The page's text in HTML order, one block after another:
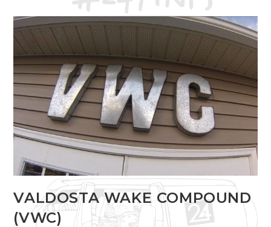
VALDOSTA WAKE COMPOUND
(VWC)